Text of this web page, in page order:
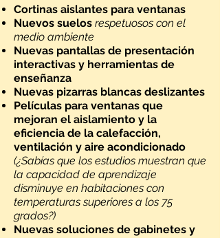
Cortinas aislantes para ventanas
Nuevos suelos respetuosos con el
medio ambiente
Nuevas pantallas de presentación
interactivas y herramientas de
enseñanza
Nuevas pizarras blancas deslizantes
Películas para ventanas que
mejoran el aislamiento y la
eficiencia de la calefacción,
ventilación y aire acondicionado
(¿Sabías que los estudios muestran que
la capacidad de aprendizaje
disminuye en habitaciones con
temperaturas superiores a los 75
grados?)
Nuevas soluciones de gabinetes y